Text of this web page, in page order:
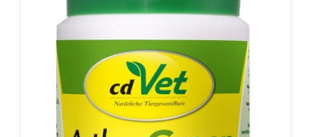
hohen Anteil neuseeländischer Grünlippmuschel (nicht
entfettetes Muschelfleisch) und den darin enthaltenen
Funktionalität des Gelenks zur Verfügung und fördert
so dessen Aufbau.Expertentipp: Bei Problemtieren
kann die Fütterungsmenge nach der ersten Woche zur
besonderen Unterstützung für ca. 2-6 Wochen
verdoppelt werden. Zur begleitenden äußerlichen
Pflege empfiehlt sich Durchblutungsgel. Zur
Mikronährstoff- und Mineralstoffversorgung ist
zusätzlich die Fütterung von MicroMineral